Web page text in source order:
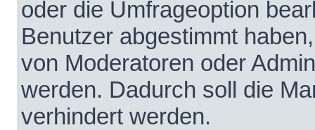
oder die Umfrageoption
Benutzer abgestimmt
von Moderatoren oder
werden. Dadurch soll die
verhindert werden.